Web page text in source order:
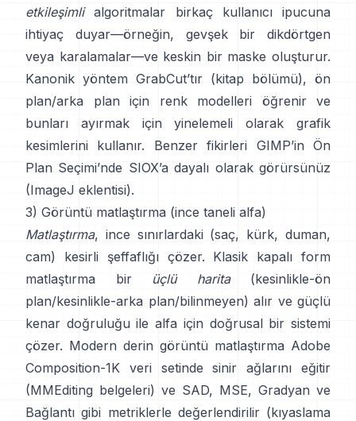
etkileşimlialgoritmalar birkaç kullanıcı ipucuna
ihtiyaç duyar—örneğin, gevşek bir dikdörtgen
veya karalamalar—ve keskin bir maske oluşturur.
Kanonik yöntem GrabCut’tır (kitap bölümü), ön
plan/arka plan için renk modelleri öğrenir ve
bunları ayırmak için yinelemeli olarak grafik
kesimlerini kullanır. Benzer fikirleri GIMP’in Ön
Plan Seçimi’nde SIOX’a dayalı olarak görürsünüz
(ImageJ eklentisi).
3) Görüntü matlaştırma (ince taneli alfa)
Matlaştırma, ince sınırlardaki (saç, kürk, duman,
cam) kesirli şeffaflığı çözer. Klasik kapalı form
matlaştırma
bir üçlü harita(kesinlikle-ön
plan/kesinlikle-arka plan/bilinmeyen) alır ve güçlü
kenar doğruluğu ile alfa için doğrusal bir sistemi
çözer. Modern derin görüntü matlaştırma Adobe
Composition-1K veri setinde sinir ağlarını eğitir
(MMEditing belgeleri) ve SAD, MSE, Gradyan ve
Bağlantı gibi metriklerle değerlendirilir (kıyaslama